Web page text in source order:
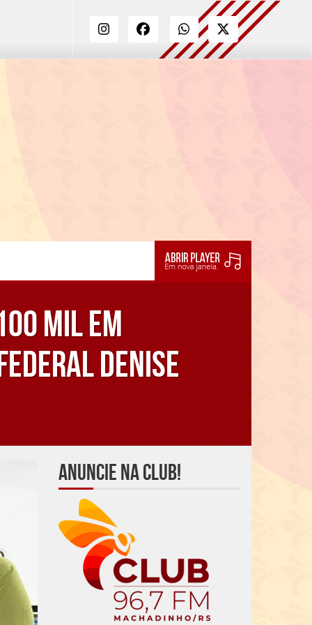
mil em
Denise
Anuncie na Club!